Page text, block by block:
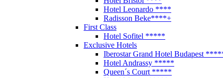
Hotel Leonardo ****
Radisson Beke****+
First Class
Hotel Sofitel *****
Exclusive Hotels
Iberostar Grand Hotel Budapest
Hotel Andrassy *****
Queen´s Court *****